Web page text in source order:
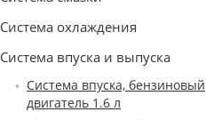
Система охлаждения
Система впуска и выпуска
Система впуска, бензиновый
двигатель 1.6 л